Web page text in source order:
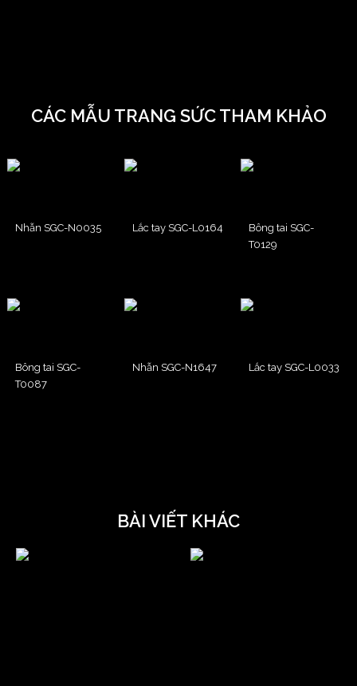
CÁC MẪU TRANG SỨC THAM KHẢO
Nhẫn SGC-N0035 Lắc tay SGC-L0164
Bông tai SGC-
T0129
Bông tai SGC-
T0087
Nhẫn SGC-N1647 Lắc tay SGC-L0033
BÀI VIẾT KHÁC